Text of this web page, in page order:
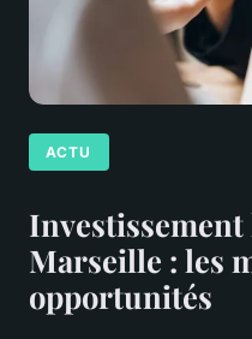
ACTU
Marseille : les
opportunités